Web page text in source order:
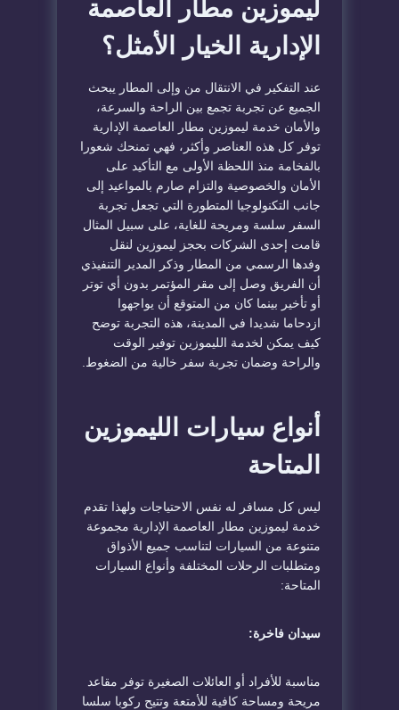
ليموزين مطار العاصمة
الإدارية الخيار الأمثل؟
عند التفكير في الانتقال من وإلى المطار يبحث
الجميع عن تجربة تجمع بين الراحة والسرعة،
والأمان خدمة ليموزين مطار العاصمة الإدارية
توفر كل هذه العناصر وأكثر، فهي تمنحك شعورا
بالفخامة منذ اللحظة الأولى مع التأكيد على
الأمان والخصوصية والتزام صارم بالمواعيد إلى
جانب التكنولوجيا المتطورة التي تجعل تجربة
السفر سلسة ومريحة للغاية، على سبيل المثال
قامت إحدى الشركات بحجز ليموزين لنقل
وفدها الرسمي من المطار وذكر المدير التنفيذي
أن الفريق وصل إلى مقر المؤتمر بدون أي توتر
أو تأخير بينما كان من المتوقع أن يواجهوا
ازدحاما شديدا في المدينة، هذه التجربة توضح
كيف يمكن لخدمة الليموزين توفير الوقت
والراحة وضمان تجربة سفر خالية من الضغوط.
أنواع سيارات الليموزين
المتاحة
ليس كل مسافر له نفس الاحتياجات ولهذا تقدم
خدمة ليموزين مطار العاصمة الإدارية مجموعة
متنوعة من السيارات لتناسب جميع الأذواق
ومتطلبات الرحلات المختلفة وأنواع السيارات
المتاحة:
سيدان فاخرة:
مناسبة للأفراد أو العائلات الصغيرة توفر مقاعد
مريحة ومساحة كافية للأمتعة وتتيح ركوبا سلسا